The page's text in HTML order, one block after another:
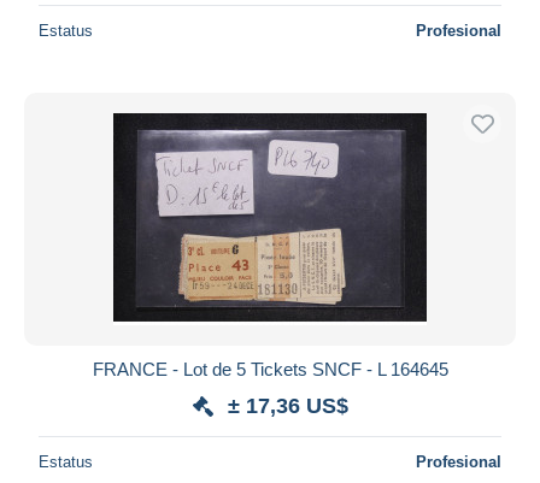
Estatus Profesional
FRANCE - Lot de 5 Tickets SNCF - L 164645
± 17,36 US$
Estatus Profesional